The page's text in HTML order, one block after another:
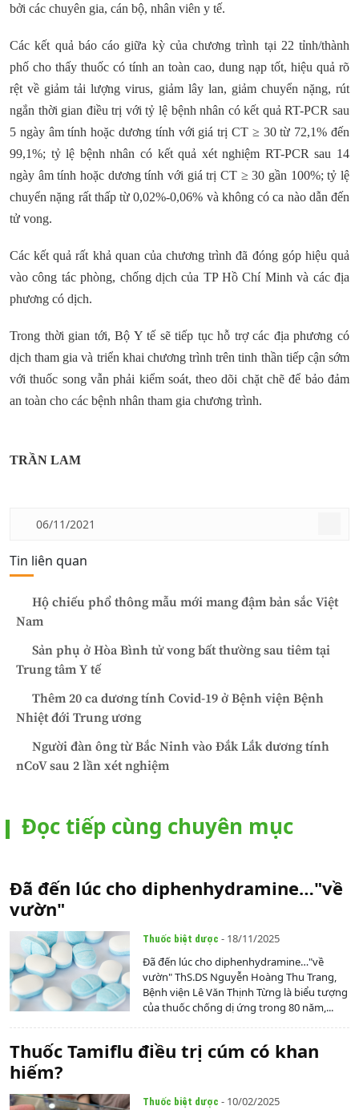
bởi các chuyên gia, cán bộ, nhân viên y tế.
Các kết quả báo cáo giữa kỳ của chương trình tại 22 tỉnh/thành
phố cho thấy thuốc có tính an toàn cao, dung nạp tốt, hiệu quả rõ
rệt về giảm tải lượng virus, giảm lây lan, giảm chuyển nặng, rút
ngắn thời gian điều trị với tỷ lệ bệnh nhân có kết quả RT-PCR sau
5 ngày âm tính hoặc dương tính với giá trị CT ≥ 30 từ 72,1% đến
99,1%; tỷ lệ bệnh nhân có kết quả xét nghiệm RT-PCR sau 14
ngày âm tính hoặc dương tính với giá trị CT ≥ 30 gần 100%; tỷ lệ
chuyển nặng rất thấp từ 0,02%-0,06% và không có ca nào dẫn đến
tử vong.
Các kết quả rất khả quan của chương trình đã đóng góp hiệu quả
vào công tác phòng, chống dịch của TP Hồ Chí Minh và các địa
phương có dịch.
Trong thời gian tới, Bộ Y tế sẽ tiếp tục hỗ trợ các địa phương có
dịch tham gia và triển khai chương trình trên tinh thần tiếp cận sớm
với thuốc song vẫn phải kiểm soát, theo dõi chặt chẽ để bảo đảm
an toàn cho các bệnh nhân tham gia chương trình.
TRẦN LAM
06/11/2021
Tin liên quan
Hộ chiếu phổ thông mẫu mới mang đậm bản sắc Việt
Nam
Sản phụ ở Hòa Bình tử vong bất thường sau tiêm tại
Trung tâm Y tế
Thêm 20 ca dương tính Covid-19 ở Bệnh viện Bệnh
Nhiệt đới Trung ương
Người đàn ông từ Bắc Ninh vào Đắk Lắk dương tính
nCoV sau 2 lần xét nghiệm
Đọc tiếp cùng chuyên mục
Đã đến lúc cho diphenhydramine…"về
vườn"
Thuốc biệt dược - 18/11/2025
Đã đến lúc cho diphenhydramine…"về
vườn" ThS.DS Nguyễn Hoàng Thu Trang,
Bệnh viện Lê Văn Thịnh Từng là biểu tượng
của thuốc chống dị ứng trong 80 năm,...
Thuốc Tamiflu điều trị cúm có khan
hiếm?
Thuốc biệt dược - 10/02/2025